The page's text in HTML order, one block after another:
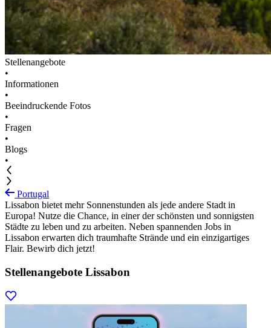
Stellenangebote
•
Informationen
•
Beeindruckende Fotos
•
Fragen
•
Blogs
•
Portugal
Lissabon bietet mehr Sonnenstunden als jede andere Stadt in
Europa! Nutze die Chance, in einer der schönsten und sonnigsten
Städte zu leben und zu arbeiten. Neben spannenden Jobs in
Lissabon erwarten dich traumhafte Strände und ein einzigartiges
Flair. Bewirb dich jetzt!
Stellenangebote Lissabon